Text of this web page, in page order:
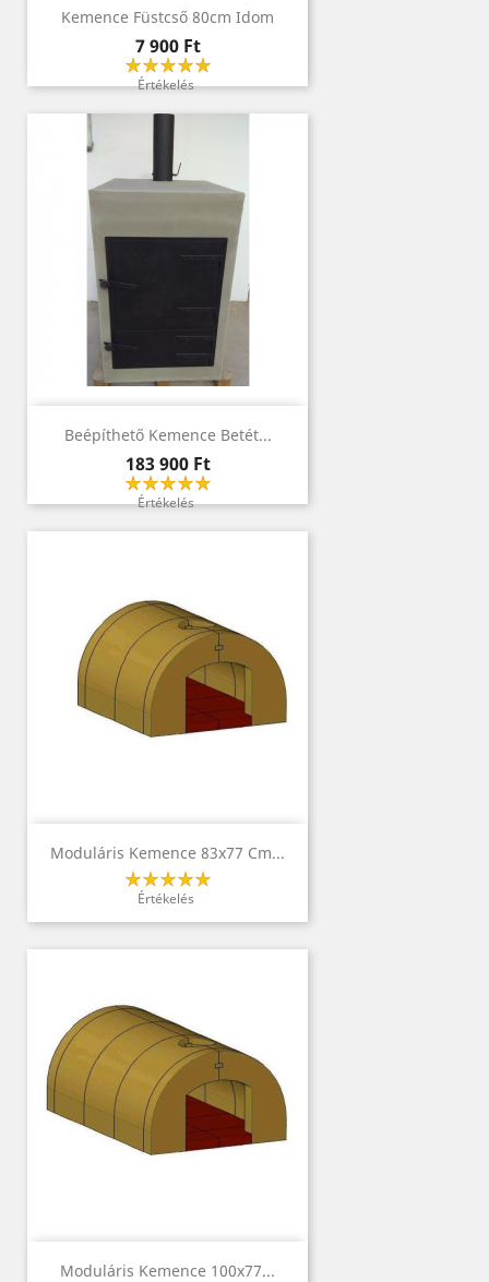
Kemence Füstcső 80cm Idom
Ár
7 900 Ft
Értékelés
Beépíthető Kemence Betét...
Ár
183 900 Ft
Értékelés
Moduláris Kemence 83x77 Cm...
Értékelés
Moduláris Kemence 100x77...